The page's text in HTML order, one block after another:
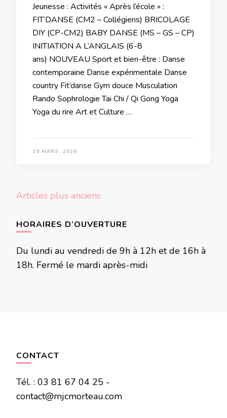
Jeunesse : Activités « Après l’école » :
FIT’DANSE (CM2 – Collégiens) BRICOLAGE
DIY (CP-CM2) BABY DANSE (MS – GS – CP)
INITIATION A L’ANGLAIS (6-8
ans) NOUVEAU Sport et bien-être : Danse
contemporaine Danse expérimentale Danse
country Fit’danse Gym douce Musculation
Rando Sophrologie Tai Chi / Qi Gong Yoga
Yoga du rire Art et Culture …
19 MARS, 2026
Navigation
articles
Articles plus anciens
HORAIRES D’OUVERTURE
Du lundi au vendredi de 9h à 12h et de 16h à
18h. Fermé le mardi après-midi
CONTACT
Tél. : 03 81 67 04 25 -
contact@mjcmorteau.com